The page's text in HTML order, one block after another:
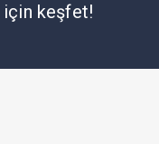
için keşfet!